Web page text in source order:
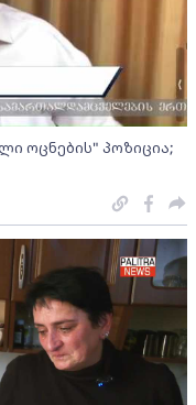
ოცნების" პოზიცია;